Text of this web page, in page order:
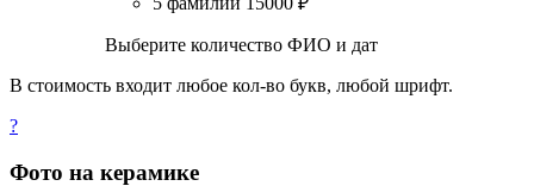
Выберите количество ФИО и дат
В стоимость входит любое кол-во букв, любой шрифт.
?
Фото на керамике